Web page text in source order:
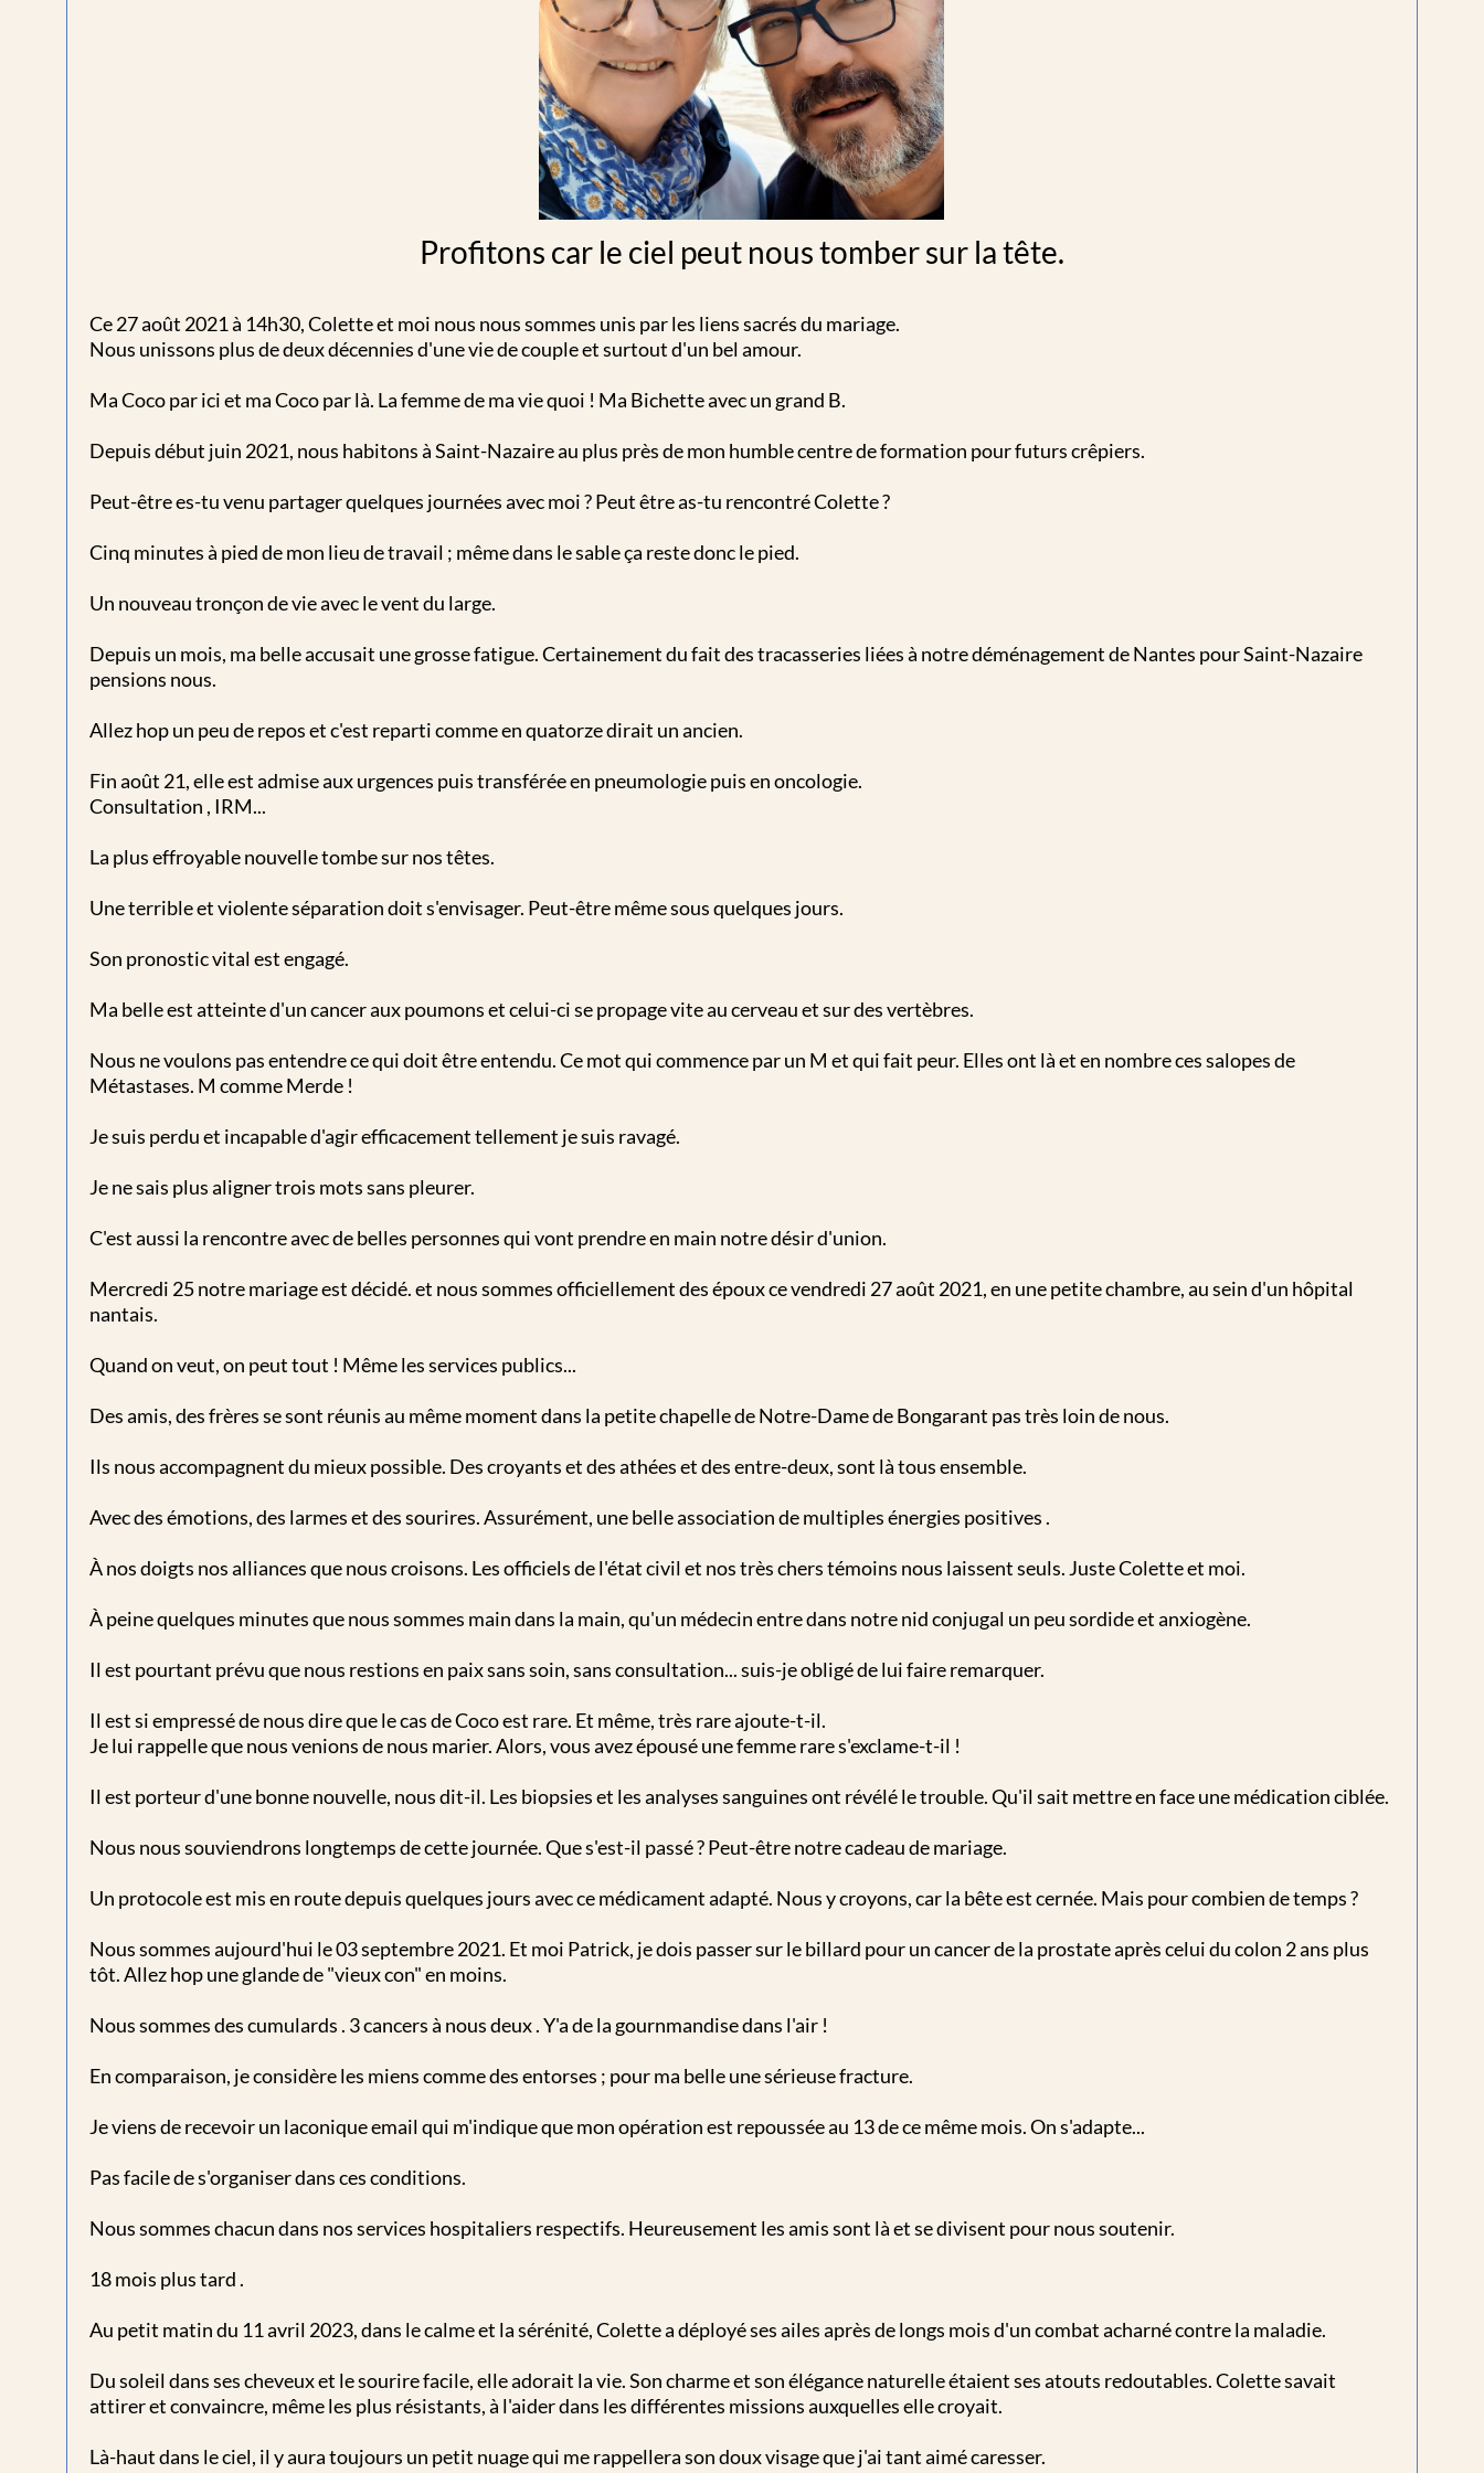
Profitons car le ciel peut nous tomber sur la tête.
Ce 27 août 2021 à 14h30, Colette et moi nous nous sommes unis par les liens sacrés du mariage.
Nous unissons plus de deux décennies d'une vie de couple et surtout d'un bel amour.
Ma Coco par ici et ma Coco par là. La femme de ma vie quoi ! Ma Bichette avec un grand B.
Depuis début juin 2021, nous habitons à Saint-Nazaire au plus près de mon humble centre de formation pour futurs crêpiers.
Peut-être es-tu venu partager quelques journées avec moi ? Peut être as-tu rencontré Colette ?
Cinq minutes à pied de mon lieu de travail ; même dans le sable ça reste donc le pied.
Un nouveau tronçon de vie avec le vent du large.
Depuis un mois, ma belle accusait une grosse fatigue. Certainement du fait des tracasseries liées à notre déménagement de Nantes pour Saint-Nazaire
pensions nous.
Allez hop un peu de repos et c'est reparti comme en quatorze dirait un ancien.
Fin août 21, elle est admise aux urgences puis transférée en pneumologie puis en oncologie.
Consultation , IRM...
La plus effroyable nouvelle tombe sur nos têtes.
Une terrible et violente séparation doit s'envisager. Peut-être même sous quelques jours.
Son pronostic vital est engagé.
Ma belle est atteinte d'un cancer aux poumons et celui-ci se propage vite au cerveau et sur des vertèbres.
Nous ne voulons pas entendre ce qui doit être entendu. Ce mot qui commence par un M et qui fait peur. Elles ont là et en nombre ces salopes de
Métastases. M comme Merde !
Je suis perdu et incapable d'agir efficacement tellement je suis ravagé.
Je ne sais plus aligner trois mots sans pleurer.
C'est aussi la rencontre avec de belles personnes qui vont prendre en main notre désir d'union.
Mercredi 25 notre mariage est décidé. et nous sommes officiellement des époux ce vendredi 27 août 2021, en une petite chambre, au sein d'un hôpital
nantais.
Quand on veut, on peut tout ! Même les services publics...
Des amis, des frères se sont réunis au même moment dans la petite chapelle de Notre-Dame de Bongarant pas très loin de nous.
Ils nous accompagnent du mieux possible. Des croyants et des athées et des entre-deux, sont là tous ensemble.
Avec des émotions, des larmes et des sourires. Assurément, une belle association de multiples énergies positives .
À nos doigts nos alliances que nous croisons. Les officiels de l'état civil et nos très chers témoins nous laissent seuls. Juste Colette et moi.
À peine quelques minutes que nous sommes main dans la main, qu'un médecin entre dans notre nid conjugal un peu sordide et anxiogène.
Il est pourtant prévu que nous restions en paix sans soin, sans consultation... suis-je obligé de lui faire remarquer.
Il est si empressé de nous dire que le cas de Coco est rare. Et même, très rare ajoute-t-il.
Je lui rappelle que nous venions de nous marier. Alors, vous avez épousé une femme rare s'exclame-t-il !
Il est porteur d'une bonne nouvelle, nous dit-il. Les biopsies et les analyses sanguines ont révélé le trouble. Qu'il sait mettre en face une médication ciblée.
Nous nous souviendrons longtemps de cette journée. Que s'est-il passé ? Peut-être notre cadeau de mariage.
Un protocole est mis en route depuis quelques jours avec ce médicament adapté. Nous y croyons, car la bête est cernée. Mais pour combien de temps ?
Nous sommes aujourd'hui le 03 septembre 2021. Et moi Patrick, je dois passer sur le billard pour un cancer de la prostate après celui du colon 2 ans plus
tôt. Allez hop une glande de "vieux con" en moins.
Nous sommes des cumulards . 3 cancers à nous deux . Y'a de la gournmandise dans l'air !
En comparaison, je considère les miens comme des entorses ; pour ma belle une sérieuse fracture.
Je viens de recevoir un laconique email qui m'indique que mon opération est repoussée au 13 de ce même mois. On s'adapte...
Pas facile de s'organiser dans ces conditions.
Nous sommes chacun dans nos services hospitaliers respectifs. Heureusement les amis sont là et se divisent pour nous soutenir.
18 mois plus tard .
Au petit matin du 11 avril 2023, dans le calme et la sérénité, Colette a déployé ses ailes après de longs mois d'un combat acharné contre la maladie.
Du soleil dans ses cheveux et le sourire facile, elle adorait la vie. Son charme et son élégance naturelle étaient ses atouts redoutables. Colette savait
attirer et convaincre, même les plus résistants, à l'aider dans les différentes missions auxquelles elle croyait.
Là-haut dans le ciel, il y aura toujours un petit nuage qui me rappellera son doux visage que j'ai tant aimé caresser.